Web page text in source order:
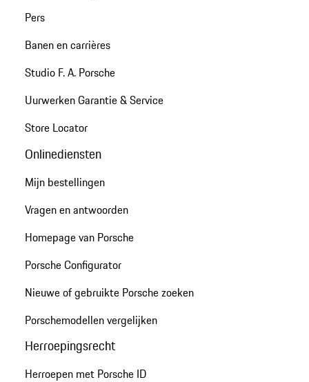
Pers
Banen en carrières
Studio F. A. Porsche
Uurwerken Garantie & Service
Store Locator
Onlinediensten
Mijn bestellingen
Vragen en antwoorden
Homepage van Porsche
Porsche Configurator
Nieuwe of gebruikte Porsche zoeken
Porschemodellen vergelijken
Herroepingsrecht
Herroepen met Porsche ID